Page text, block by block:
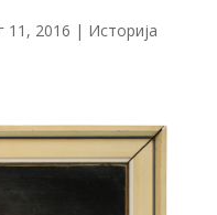
11, 2016 | Историја